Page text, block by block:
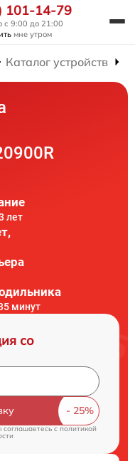
101-14-79
с 9:00 до 21:00
мне утром
Каталог устройств
лет
минут
со
соглашаетесь cполитикой